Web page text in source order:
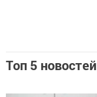
Топ 5 новостей